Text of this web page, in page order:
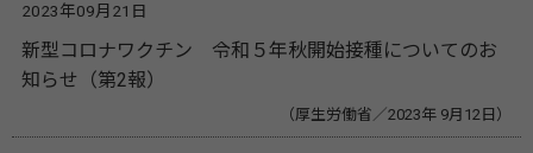
2023年09月21日
新型コロナワクチン 令和５年秋開始接種についてのお
知らせ（第2報）
（厚生労働省／2023年 9月12日）